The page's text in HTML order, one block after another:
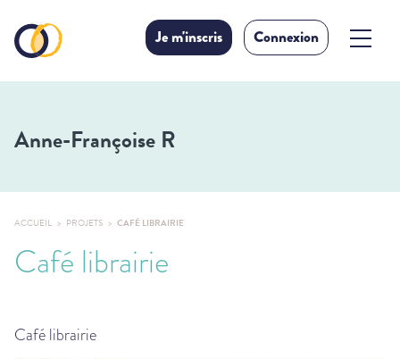
Je m'inscris Connexion
Anne-Françoise R
ACCUEIL PROJETS CAFÉ LIBRAIRIE
Café librairie
Café librairie